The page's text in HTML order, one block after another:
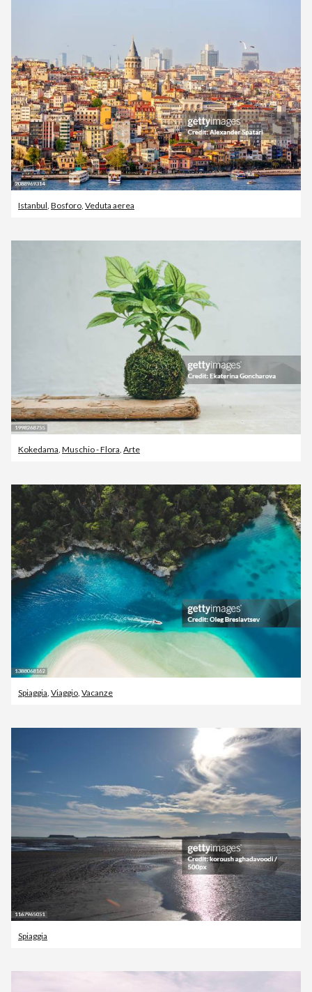
Istanbul, Bosforo, Veduta aerea
Kokedama Muschio - Flora Arte
Spiaggia Viaggio Vacanze
Spiaggia